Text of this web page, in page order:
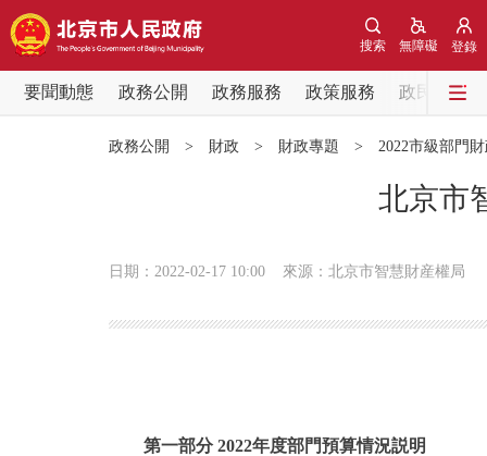
登錄
無障礙
搜索
要聞動態 政務公開 政務服務 政策服務
政民互動
政務公開 > 財政 > 財政專題 > 2022市級部門
北京市
日期：2022-02-17 10:00 來源：北京市智慧財産權局
第一部分 2022年度部門預算情況説明